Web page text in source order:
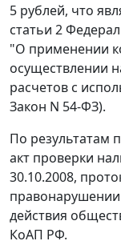
5 рублей, что
статьи 2
"О применении
осуществлении
расчетов с
Закон N 54-ФЗ).
По результатам
акт проверки
30.10.2008,
правонарушении
действия
КоАП РФ.